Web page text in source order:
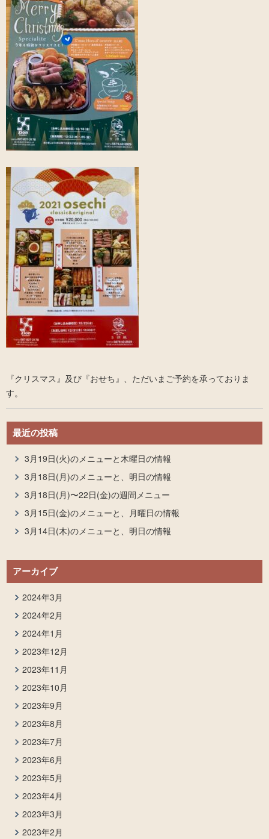
『クリスマス』及び『おせち』、ただいまご予約を承っておりま
す。
最近の投稿
3月19日(火)のメニューと木曜日の情報
3月18日(月)のメニューと、明日の情報
3月18日(月)〜22日(金)の週間メニュー
3月15日(金)のメニューと、月曜日の情報
3月14日(木)のメニューと、明日の情報
アーカイブ
2024年3月
2024年2月
2024年1月
2023年12月
2023年11月
2023年10月
2023年9月
2023年8月
2023年7月
2023年6月
2023年5月
2023年4月
2023年3月
2023年2月